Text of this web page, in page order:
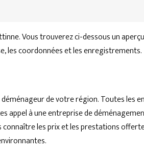
Vous trouverez ci-dessous un
les coordonnées et les enregistrements.
de votre région. Toutes
appel à une entreprise de
les prix et les prestations